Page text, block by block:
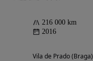
216 000 km
2016
Vila de Prado (Braga)